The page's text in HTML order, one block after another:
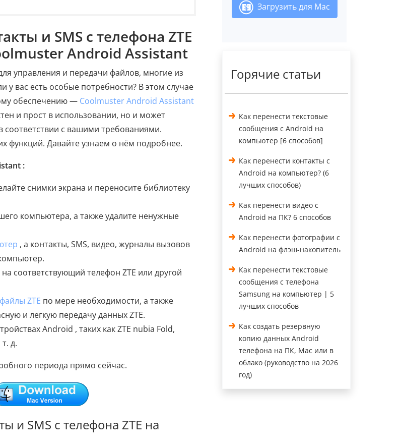
и SMS с телефона ZTE
Android Assistant
управления и передачи файлов, многие из
вас есть особые потребности? В этом случае
обеспечению — Coolmuster Android Assistant
и прост в использовании, но и может
с вашими требованиями.
функций. Давайте узнаем о нём подробнее.
:
снимки экрана и переносите библиотеку
компьютера, а также удалите ненужные
, а контакты, SMS, видео, журналы вызовов
соответствующий телефон ZTE или другой
ZTE по мере необходимости, а также
и легкую передачу данных ZTE.
Android , таких как ZTE nubia Fold,
д.
периода прямо сейчас.
и SMS с телефона ZTE на
Загрузить для Mac
Горячие статьи
Как перенести текстовые
сообщения с Android на
компьютер [6 способов]
Как перенести контакты с
Android на компьютер? (6
лучших способов)
Как перенести видео с
Android на ПК? 6 способов
Как перенести фотографии с
Android на флэш-накопитель
Как перенести текстовые
сообщения с телефона
Samsung на компьютер | 5
лучших способов
Как создать резервную
копию данных Android
телефона на ПК, Mac или в
облако (руководство на 2026
год)